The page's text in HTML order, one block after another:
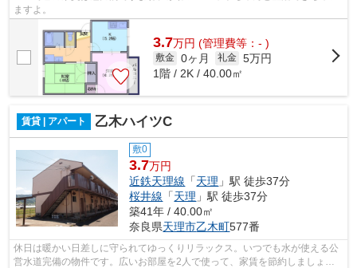
ますよ。
3.7万円 (管理費等：- )
敷金 0ヶ月 礼金 5万円
1階 / 2K / 40.00㎡
賃貸 | アパート 乙木ハイツC
敷0
3.7万円
近鉄天理線 「天理 」駅 徒歩37分
桜井線 「天理 」駅 徒歩37分
築41年 / 40.00㎡
奈良県天理市乙木町577番
休日は暖かい日差しに守られてゆっくりリラックス。いつでも水が使える公
営水道完備の物件です。広いお部屋を2人で使って、家賃を節約しましょ